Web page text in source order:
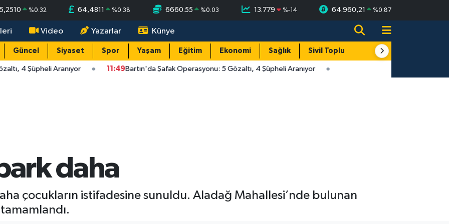
%0.32 64,4811 %0.38 6660.55 %0.03 13.779 %-14 64.960,21 %0.87
Video Yazarlar Künye
Güncel Siyaset Spor Yaşam Eğitim Ekonomi Sağlık Sivil Toplum Turizm
4 Şüpheli Aranıyor 11:49Bartın'da Şafak Operasyonu: 5 Gözaltı, 4 Şüpheli Aranıyor
daha
çocukların istifadesine sunuldu. Aladağ Mahallesi’nde bulunan